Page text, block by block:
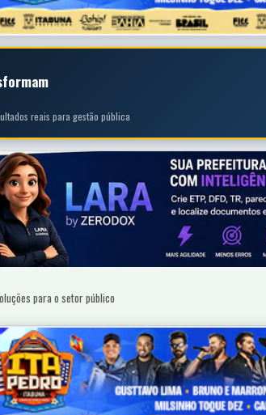
reais para gestão pública
para o setor público